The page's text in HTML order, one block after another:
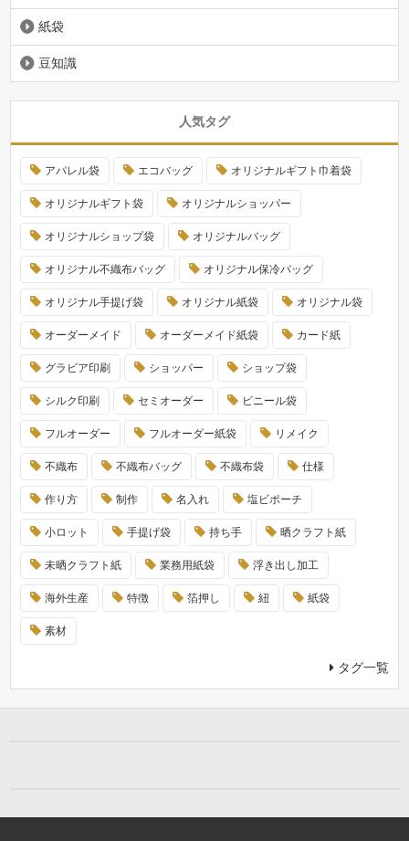
紙袋
豆知識
人気タグ
アパレル袋 エコバッグ オリジナルギフト巾着袋
オリジナルギフト袋 オリジナルショッパー
オリジナルショップ袋 オリジナルバッグ
オリジナル不織布バッグ オリジナル保冷バッグ
オリジナル手提げ袋 オリジナル紙袋 オリジナル袋
オーダーメイド オーダーメイド紙袋 カード紙
グラビア印刷 ショッパー ショップ袋
シルク印刷 セミオーダー ビニール袋
フルオーダー フルオーダー紙袋 リメイク
不織布 不織布バッグ 不織布袋 仕様
作り方 制作 名入れ 塩ビポーチ
小ロット 手提げ袋 持ち手 晒クラフト紙
未晒クラフト紙 業務用紙袋 浮き出し加工
海外生産 特徴 箔押し 紐 紙袋
素材
タグ一覧